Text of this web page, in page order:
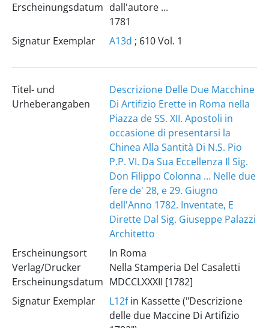
Erscheinungsdatum dall'autore ...
1781
Signatur Exemplar
A13d ; 610 Vol. 1
Titel- und
Urheberangaben
Descrizione Delle Due Macchine
Di Artifizio Erette in Roma nella
Piazza de SS. XII. Apostoli in
occasione di presentarsi la
Chinea Alla Santità Di N.S. Pio
P.P. VI. Da Sua Eccellenza Il Sig.
Don Filippo Colonna … Nelle due
fere de' 28, e 29. Giugno
dell'Anno 1782. Inventate, E
Dirette Dal Sig. Giuseppe Palazzi
Architetto
Erscheinungsort
Verlag/Drucker
Erscheinungsdatum
In Roma
Nella Stamperia Del Casaletti
MDCCLXXXII [1782]
Signatur Exemplar
L12fin Kassette ("Descrizione
delle due Maccine Di Artifizio